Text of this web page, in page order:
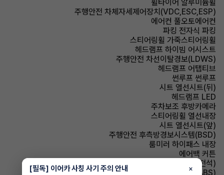
휠타이어 알루미늄휠
주행안전 차체자세제어장치(VDC,ESC,ESP)
에어컨 풀오토에어컨
파킹 전자식 파킹
스티어링휠 가죽스티어링휠
헤드램프 하이빔 어시스트
주행안전 차선이탈경보(LDWS)
헤드램프 어탭티브
썬루프 썬루프
시트 열선시트(뒤)
헤드램프 LED
주차보조 후방카메라
스티어링휠 열선내장
시트 열선시트(앞)
주행안전 후측방경보시스템(BSD)
룸미러 하이패스 내장
에어백 커튼
시트 전동시트(운전석)
주행안전 미끄럼 방지장치(ABS)
[필독] 이어카 사칭 사기 주의 안내 ×